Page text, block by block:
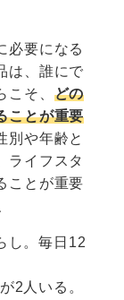
必要になる
は、誰にで
そ、 どの
ことが重要
別や年齢と
ライフスタ
ことが重要
し。毎日12
2人いる。